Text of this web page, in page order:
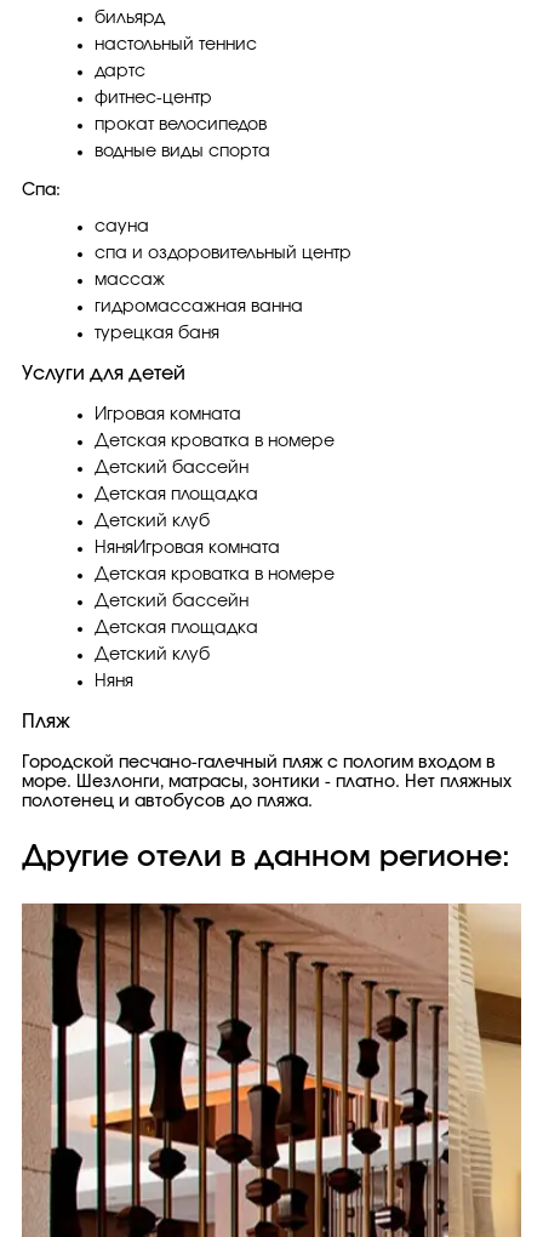
бильярд
настольный теннис
дартс
фитнес-центр
прокат велосипедов
водные виды спорта
Спа:
сауна
спа и оздоровительный центр
массаж
гидромассажная ванна
турецкая баня
Услуги для детей
Игровая комната
Детская кроватка в номере
Детский бассейн
Детская площадка
Детский клуб
НяняИгровая комната
Детская кроватка в номере
Детский бассейн
Детская площадка
Детский клуб
Няня
Пляж
Городской песчано-галечный пляж с пологим входом в
море. Шезлонги, матрасы, зонтики - платно. Нет пляжных
полотенец и автобусов до пляжа.
Другие отели в данном регионе: